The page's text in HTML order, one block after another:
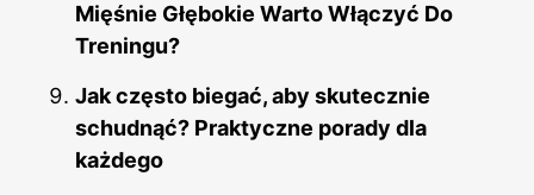
Mięśnie Głębokie Warto Włączyć Do
Treningu?
Jak często biegać, aby skutecznie
schudnąć? Praktyczne porady dla
każdego